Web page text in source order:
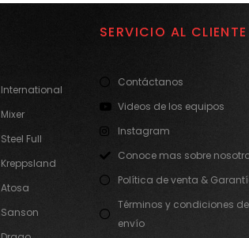
International
Mixer
Steel Full
Kreppsland
Atosa
Sanson
SERVICIO AL CLIENTE
Contáctanos
Videos de los equipos
Instagram
Conoce mas sobre
Política de venta &
Términos y condiciones de
envío